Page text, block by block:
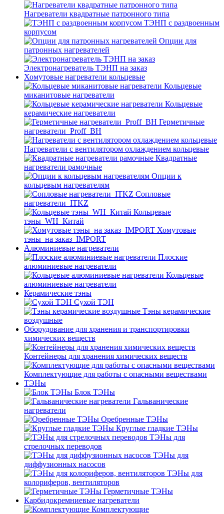
Нагреватели квадратные патронного типа
ТЭНП с раздвоенным
корпусом
Опции для
патронных нагревателей
Электронагреватель ТЭНП на заказ
Хомутовые нагреватели кольцевые
Кольцевые
миканитовые нагреватели
Кольцевые
керамические нагреватели
Герметичные
нагреватели_Proff_BH
Нагреватели с вентилятором охлаждением кольцевые
Квадратные
нагреватели рамочные
Опции к
кольцевым нагревателям
Cопловые
нагреватели_ITKZ
Кольцевые
тэны_WH_Китай
Хомутовые
тэны_на заказ_IMPORT
Алюминиевые нагреватели
Плоские
алюминиевые нагреватели
Кольцевые
алюминиевые нагреватели
Керамические тэны
Сухой ТЭН
Тэны керамические
воздушные
Оборудование для хранения и транспортировки
химических веществ
Контейнеры для хранения химических веществ
Комплектующие для работы с опасными веществами
ТЭНы
Блок ТЭНы
Гальванические
нагреватели
Оребренные ТЭНы
Круглые гладкие ТЭНы
ТЭНы для
стрелочных переводов
ТЭНы для
диффузионных насосов
ТЭНы для
колориферов, вентиляторов
Герметичные ТЭНы
Карбидокремниевые нагреватели
Комплектующие